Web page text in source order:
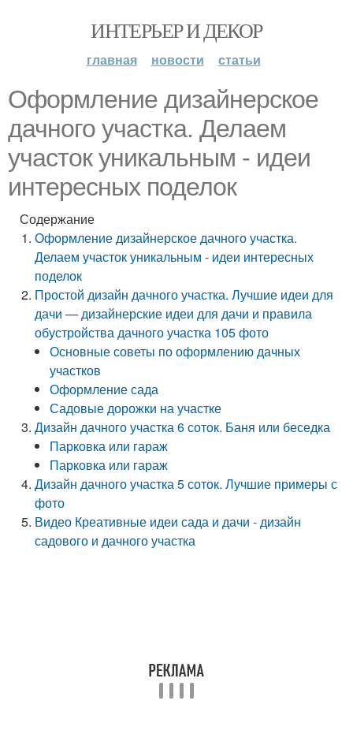
ИНТЕРЬЕР И ДЕКОР
главная новости статьи
Оформление дизайнерское
дачного участка. Делаем
участок уникальным - идеи
интересных поделок
Содержание
Оформление дизайнерское дачного участка.
Делаем участок уникальным - идеи интересных
поделок
Простой дизайн дачного участка. Лучшие идеи для
дачи — дизайнерские идеи для дачи и правила
обустройства дачного участка 105 фото
Основные советы по оформлению дачных
участков
Оформление сада
Садовые дорожки на участке
Дизайн дачного участка 6 соток. Баня или беседка
Парковка или гараж
Парковка или гараж
Дизайн дачного участка 5 соток. Лучшие примеры с
фото
Видео Креативные идеи сада и дачи - дизайн
садового и дачного участка